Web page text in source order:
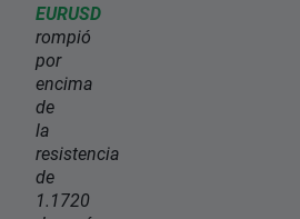
EURUSD
rompió
por
encima
de
la
resistencia
de
1.1720